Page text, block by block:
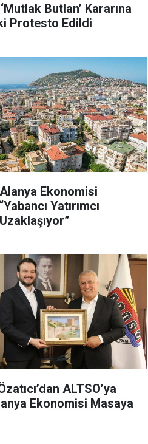
Butlan’ Kararına
Protesto Edildi
Ekonomisi
Yatırımcı
ALTSO’ya
Ekonomisi Masaya